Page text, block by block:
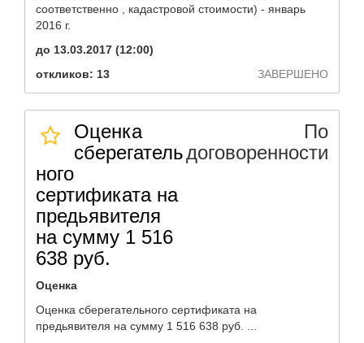
соответственно , кадастровой стоимости) - январь
2016 г.
до 13.03.2017 (12:00)
откликов: 13
ЗАВЕРШЕНО
Оценка
сберегатель
ного
сертификата на
предьявителя
на сумму 1 516
638 руб.
По
договоренности
Оценка
Оценка сберегательного сертификата на
предьявителя на сумму 1 516 638 руб. ...